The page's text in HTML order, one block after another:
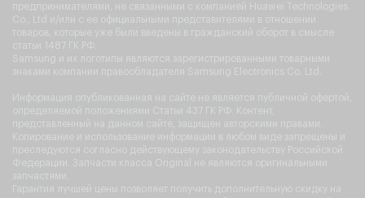
предпринимателями, не связанными с компанией Huawei Technologies
Co., Ltd и/или с ее официальными представителями в отношении
товаров, которые уже были введены в гражданский оборот в смысле
статьи 1487 ГК РФ.
Samsung и их логотипы являются зарегистрированными товарными
знаками компании правообладателя Samsung Electronics Co. Ltd.
Информация опубликованная на сайте не является публичной офертой,
определяемой положениями Статьи 437 ГК РФ. Контент,
представленный на данном сайте, защищен авторскими правами.
Копирование и использование информации в любом виде запрещены и
преследуются согласно действующему законодательству Российской
Федерации. Запчасти класса Original не являются оригинальными
запчастями.
Гарантия лучшей цены позволяет получить дополнительную скидку на